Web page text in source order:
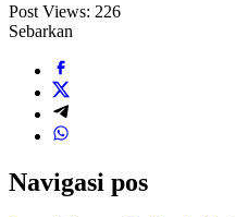
Post Views: 226
Sebarkan
Navigasi pos